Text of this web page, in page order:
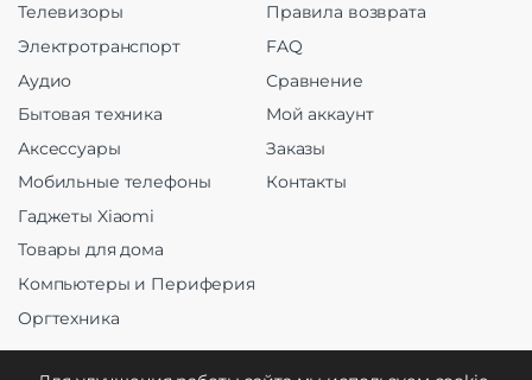
Телевизоры
Электротранспорт
Аудио
Бытовая техника
Аксессуары
Мобильные телефоны
Гаджеты Xiaomi
Товары для дома
Компьютеры и Периферия
Оргтехника
Правила возврата
FAQ
Сравнение
Мой аккаунт
Заказы
Контакты